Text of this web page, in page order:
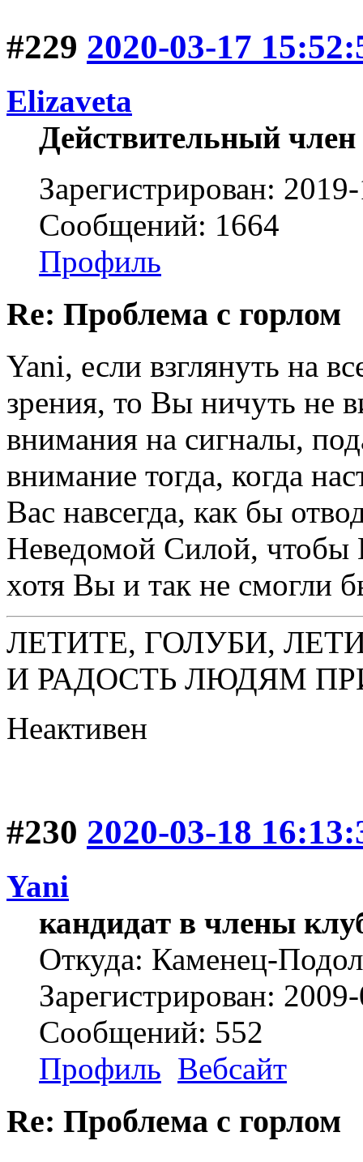
#229 2020-03-17
Elizaveta
Действительный член
Зарегистрирован:
Сообщений: 1664
Профиль
Re: Проблема с горлом
Yani, если взглянуть на
зрения, то Вы ничуть не
внимания на сигналы,
внимание тогда, когда
Вас навсегда, как бы
Неведомой Силой, чтобы
хотя Вы и так не смогли
ЛЕТИТЕ, ГОЛУБИ,
И РАДОСТЬ ЛЮДЯМ
Неактивен
#230 2020-03-18
Yani
кандидат в члены
Откуда: Каменец-
Зарегистрирован:
Сообщений: 552
Профиль Вебсайт
Re: Проблема с горлом